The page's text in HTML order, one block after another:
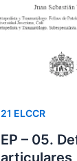
21 ELCCR
EP – 05.